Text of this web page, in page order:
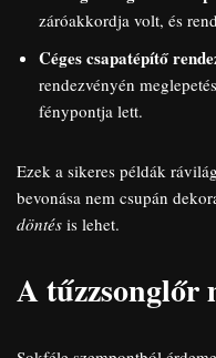
záróakkordja volt, és
Céges csapatépítő
rendezvényén
fénypontja lett.
Ezek a sikeres példák
bevonása nem csupán
döntés is lehet.
A tűzzsonglőr